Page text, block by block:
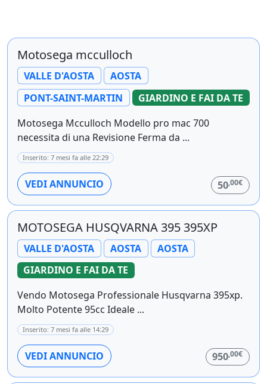
Motosega mcculloch
VALLE D'AOSTA
AOSTA
PONT-SAINT-MARTIN
GIARDINO E FAI DA TE
Motosega Mcculloch Modello pro mac 700
necessita di una Revisione Ferma da ...
Inserito: 7 mesi fa alle 22:29
VEDI ANNUNCIO 50,00€
MOTOSEGA HUSQVARNA 395 395XP
VALLE D'AOSTA AOSTA
AOSTA
GIARDINO E FAI DA TE
Vendo Motosega Professionale Husqvarna 395xp.
Molto Potente 95cc Ideale ...
Inserito: 7 mesi fa alle 14:29
VEDI ANNUNCIO 950,00€